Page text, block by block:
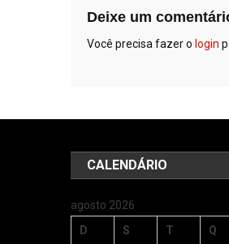
Deixe um
Você precisa fazer o login
CALENDÁRIO
agosto 2026
D
S T Q